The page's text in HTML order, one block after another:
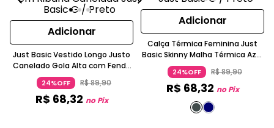
Adicionar
Just Basic Vestido Longo Justo
Canelado Gola Alta com Fenda
Preto
24%OFF R$89,90
R$ 68,32 no Pix
Adicionar
Calça Térmica Feminina Just
Basic Skinny Malha Térmica Azul
Escuro
24%OFF R$89,90
R$ 68,32 no Pix